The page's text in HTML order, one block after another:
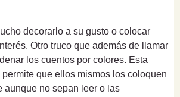
decorarlo a su gusto o colocar
Otro truco que además de llamar
los cuentos por colores. Esta
que ellos mismos los coloquen
aunque no sepan leer o las